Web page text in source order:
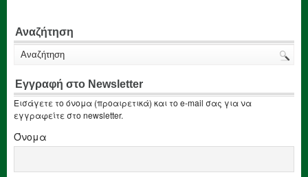
Αναζήτηση
Εγγραφή στο Newsletter
Εισάγετε το όνομα (προαιρετικά) και το e-mail σας για να
εγγραφείτε στο newsletter.
Όνομα